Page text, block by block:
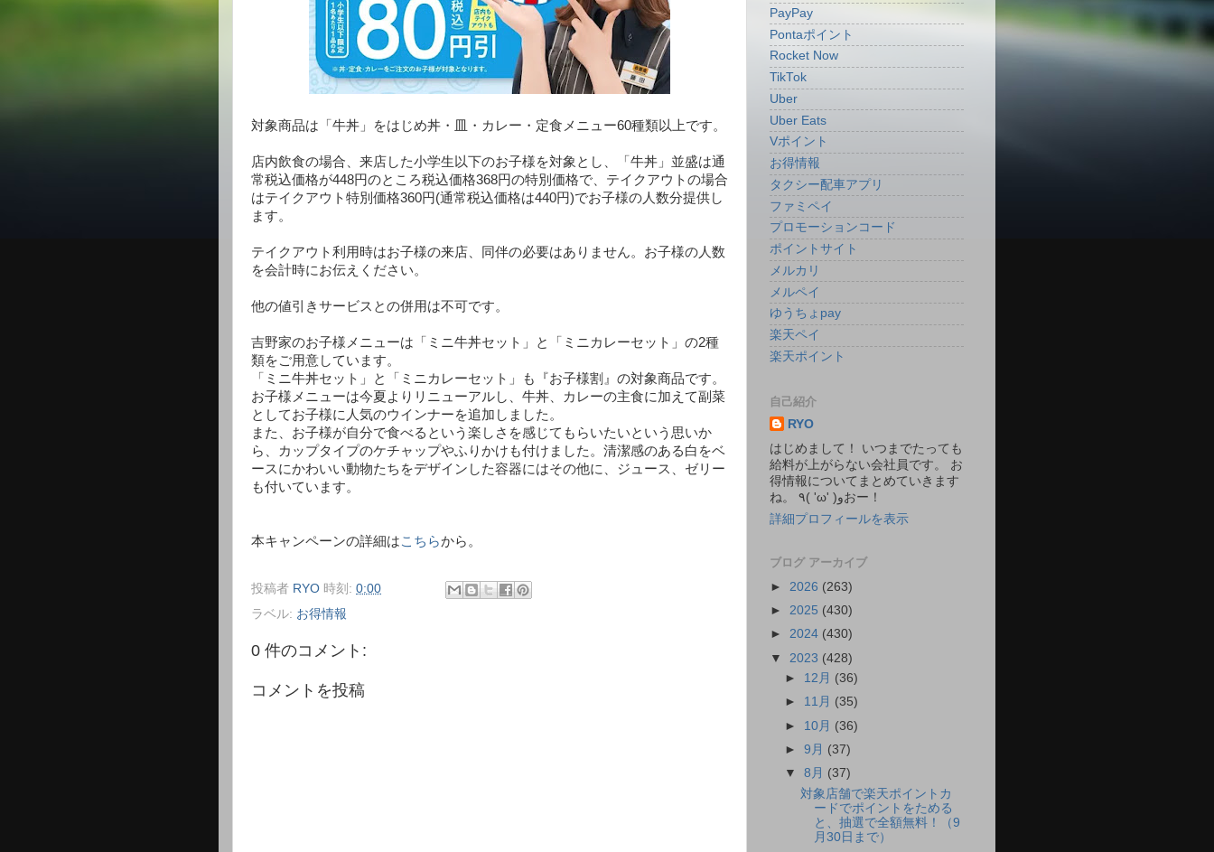
対象商品は「牛丼」をはじめ丼・皿・カレー・定食メニュー60種類以上です。
店内飲食の場合、来店した小学生以下のお子様を対象とし、「牛丼」並盛は通
常税込価格が448円のところ税込価格368円の特別価格で、テイクアウトの場合
はテイクアウト特別価格360円(通常税込価格は440円)でお子様の人数分提供し
ます。
テイクアウト利用時はお子様の来店、同伴の必要はありません。お子様の人数
を会計時にお伝えください。
他の値引きサービスとの併用は不可です。
吉野家のお子様メニューは「ミニ牛丼セット」と「ミニカレーセット」の2種
類をご用意しています。
「ミニ牛丼セット」と「ミニカレーセット」も『お子様割』の対象商品です。
お子様メニューは今夏よりリニューアルし、牛丼、カレーの主食に加えて副菜
としてお子様に人気のウインナーを追加しました。
また、お子様が自分で食べるという楽しさを感じてもらいたいという思いか
ら、カップタイプのケチャップやふりかけも付けました。清潔感のある白をベ
ースにかわいい動物たちをデザインした容器にはその他に、ジュース、ゼリー
も付いています。
本キャンペーンの詳細はこちらから。
投稿者 RYO 時刻: 0:00
ラベル: お得情報
0 件のコメント:
コメントを投稿
PayPay
Pontaポイント
Rocket Now
TikTok
Uber
Uber Eats
Vポイント
お得情報
タクシー配車アプリ
ファミペイ
プロモーションコード
ポイントサイト
メルカリ
メルペイ
ゆうちょpay
楽天ペイ
楽天ポイント
自己紹介
RYO
はじめまして！ いつまでたっても
給料が上がらない会社員です。 お
得情報についてまとめていきます
ね。 ٩( 'ω' )وおー！
詳細プロフィールを表示
ブログ アーカイブ
► 2026 (263)
► 2025 (430)
► 2024 (430)
▼ 2023 (428)
► 12月 (36)
► 11月 (35)
► 10月 (36)
►9月 (37)
▼8月 (37)
対象店舗で楽天ポイントカ
ードでポイントをためる
と、抽選で全額無料！（9
月30日まで）